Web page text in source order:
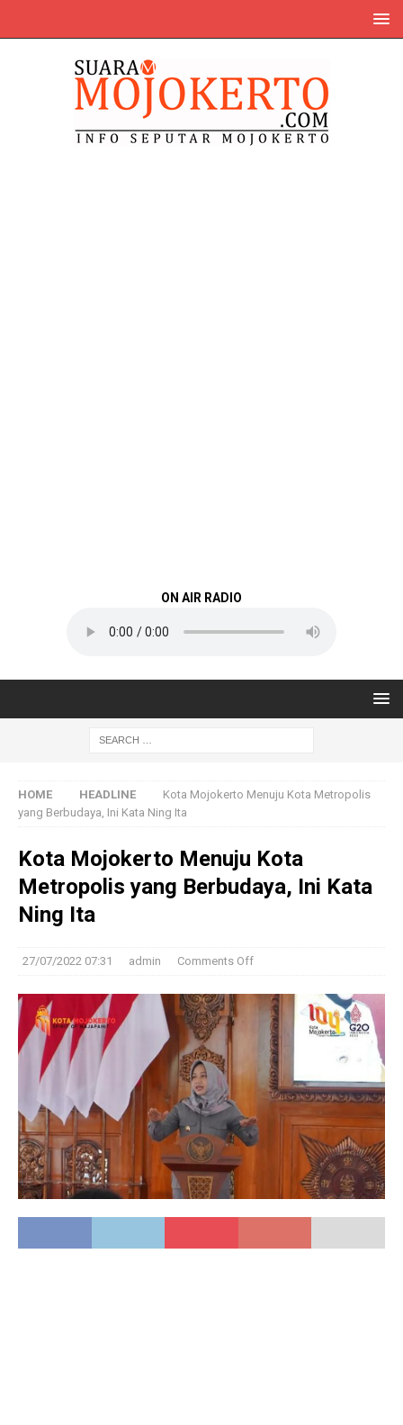
ON AIR RADIO
HOME HEADLINE
Kota Mojokerto Menuju Kota Metropolis
yang Berbudaya, Ini Kata Ning Ita
Kota Mojokerto Menuju Kota
Metropolis yang Berbudaya, Ini Kata
Ning Ita
27/07/2022 07:31 admin Comments Off